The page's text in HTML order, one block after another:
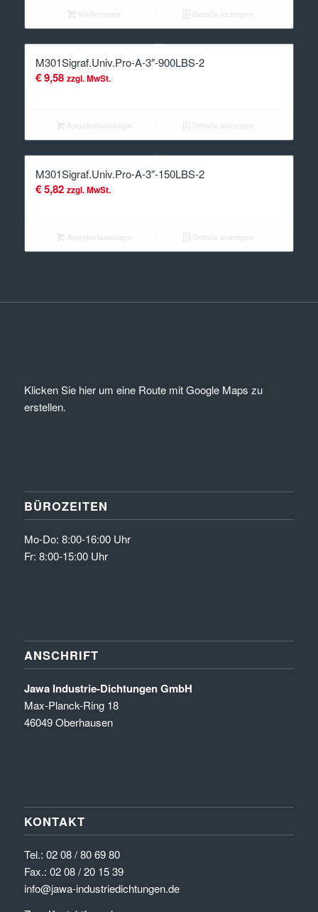
M301Sigraf.Univ.Pro-A-3″-900LBS-2
€9,58 zzgl. MwSt.
M301Sigraf.Univ.Pro-A-3″-150LBS-2
€5,82 zzgl. MwSt.
Klicken Sie hier um eine Route mit Google Maps zu
erstellen.
BÜROZEITEN
Mo-Do: 8:00-16:00 Uhr
Fr: 8:00-15:00 Uhr
ANSCHRIFT
Jawa Industrie-Dichtungen GmbH
Max-Planck-Ring 18
46049 Oberhausen
KONTAKT
Tel.: 02 08 / 80 69 80
Fax.: 02 08 / 20 15 39
info@jawa-industriedichtungen.de